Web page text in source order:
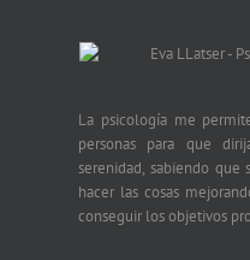
La psicología me
personas para que
serenidad, sabiendo
hacer las cosas
conseguir los objetivos